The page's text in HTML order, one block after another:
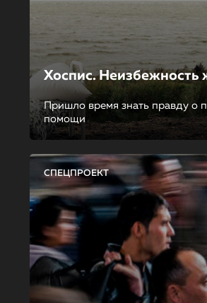
Хоспис. Неизбежность
Пришло время знать правду о
помощи
СПЕЦПРОЕКТ